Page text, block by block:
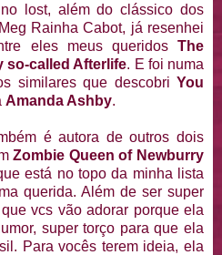
lost, além do clássico dos
Rainha Cabot, já resenhei
eles meus queridos The
so-called Afterlife. E foi numa
similares que descobri You
Amanda Ashby.
é autora de outros dois
Zombie Queen of Newburry
está no topo da minha lista
querida. Além de ser super
vcs vão adorar porque ela
super torço para que ela
Para vocês terem ideia, ela